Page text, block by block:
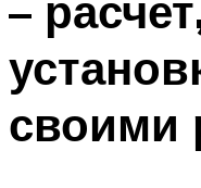
своими